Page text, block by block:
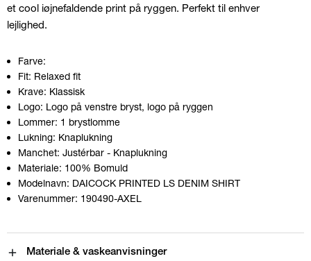
et cool iøjnefaldende print på ryggen. Perfekt til enhver
lejlighed.
Farve:
Fit: Relaxed fit
Krave: Klassisk
Logo: Logo på venstre bryst, logo på ryggen
Lommer: 1 brystlomme
Lukning: Knaplukning
Manchet: Justérbar - Knaplukning
Materiale: 100% Bomuld
Modelnavn: DAICOCK PRINTED LS DENIM SHIRT
Varenummer: 190490-AXEL
Materiale & vaskeanvisninger